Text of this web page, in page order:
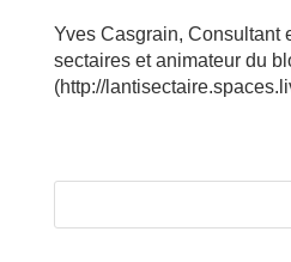
Yves Casgrain, Consultant
sectaires et animateur du
(http://